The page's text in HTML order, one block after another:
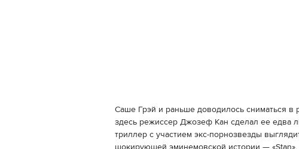
Саше Грэй и раньше доводилось сниматься в
здесь режиссер Джозеф Кан сделал ее едва
триллер с участием экс-порнозвезды